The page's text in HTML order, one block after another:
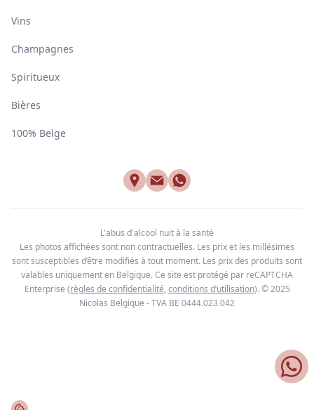
Vins
Champagnes
Spiritueux
Bières
100% Belge
L'abus d'alcool nuit à la santé
Les photos affichées sont non contractuelles. Les prix et les millésimes
sont susceptibles d’être modifiés à tout moment. Les prix des produits sont
valables uniquement en Belgique. Ce site est protégé par reCAPTCHA
Enterprise (règles de confidentialité, conditions d’utilisation). © 2025
Nicolas Belgique - TVA BE 0444.023.042